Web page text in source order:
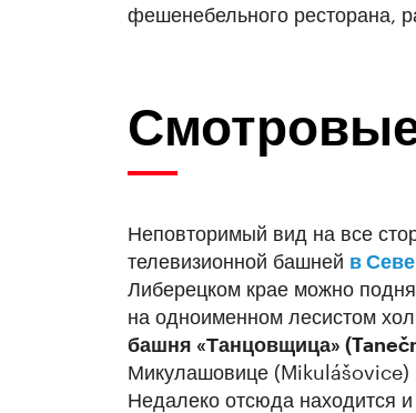
фешенебельного ресторана,
Неповторимый вид на все
телевизионной башней в
Либерецком крае можно
на одноименном лесистом
башня «Танцовщица»
Микулашовице (Mikulášovice)
Недалеко отсюда находится